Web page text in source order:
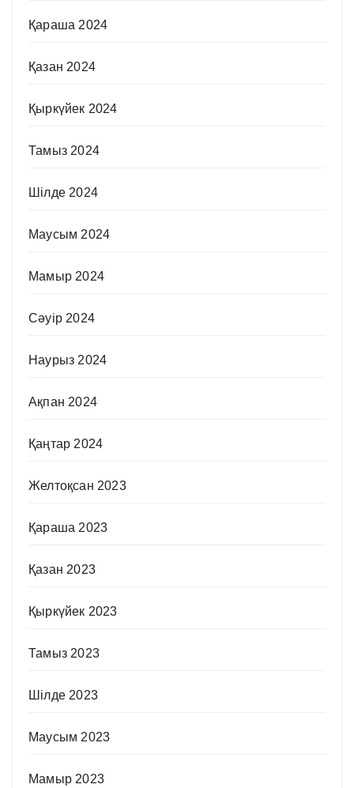
Қараша 2024
Қазан 2024
Қыркүйек 2024
Тамыз 2024
Шілде 2024
Маусым 2024
Мамыр 2024
Сәуір 2024
Наурыз 2024
Ақпан 2024
Қаңтар 2024
Желтоқсан 2023
Қараша 2023
Қазан 2023
Қыркүйек 2023
Тамыз 2023
Шілде 2023
Маусым 2023
Мамыр 2023